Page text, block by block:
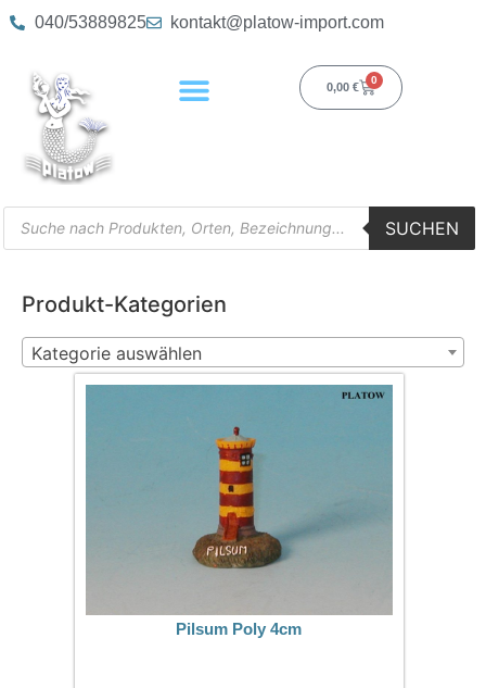
040/53889825 kontakt@platow-import.com
0,00 €
0
SUCHEN
Produkt-Kategorien
Kategorie auswählen
Pilsum Poly 4cm